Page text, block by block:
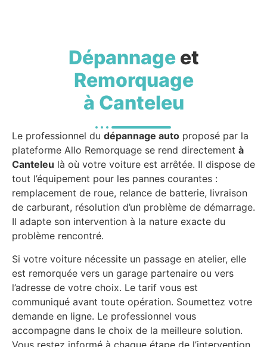
Dépannageet
Remorquage
à Canteleu
Le professionnel du dépannage auto proposé par la
plateforme Allo Remorquage se rend directement à
Canteleu là où votre voiture est arrêtée. Il dispose de
tout l’équipement pour les pannes courantes :
remplacement de roue, relance de batterie, livraison
de carburant, résolution d’un problème de démarrage.
Il adapte son intervention à la nature exacte du
problème rencontré.
Si votre voiture nécessite un passage en atelier, elle
est remorquée vers un garage partenaire ou vers
l’adresse de votre choix. Le tarif vous est
communiqué avant toute opération. Soumettez votre
demande en ligne. Le professionnel vous
accompagne dans le choix de la meilleure solution.
Vous restez informé à chaque étape de l’intervention.